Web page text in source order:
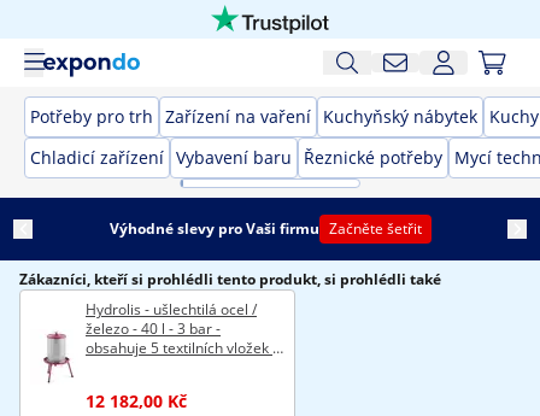
Potřeby pro trh Zařízení na vaření Kuchyňský nábytek
Chladicí zařízení Vybavení baru Řeznické potřeby Mycí
Výhodné slevy pro Vaši firmu Začněte šetřit
Zákazníci, kteří si prohlédli tento produkt, si prohlédli také
Hydrolis - ušlechtilá ocel /
železo - 40 l - 3 bar -
obsahuje 5 textilních vložek -
12 182,00 Kč